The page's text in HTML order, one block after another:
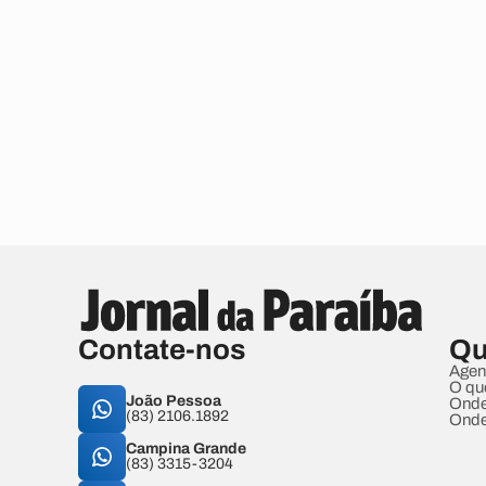
Contate-nos
João Pessoa
(83) 2106.1892
Campina Grande
(83) 3315-3204
O